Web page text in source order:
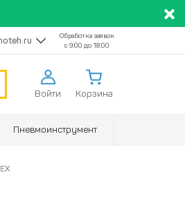
Обработка заявок
с 9:00 до 18:00
Войти Корзина
Пневмоинструмент